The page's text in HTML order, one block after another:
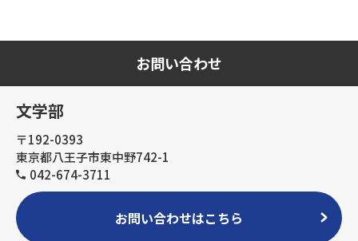
お問い合わせ
文学部
〒192-0393
東京都八王子市東中野742-1
042-674-3711
お問い合わせはこちら